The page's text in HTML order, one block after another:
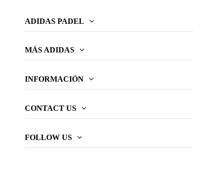
ADIDAS PADEL
MÁS ADIDAS
INFORMACIÓN
CONTACT US
FOLLOW US